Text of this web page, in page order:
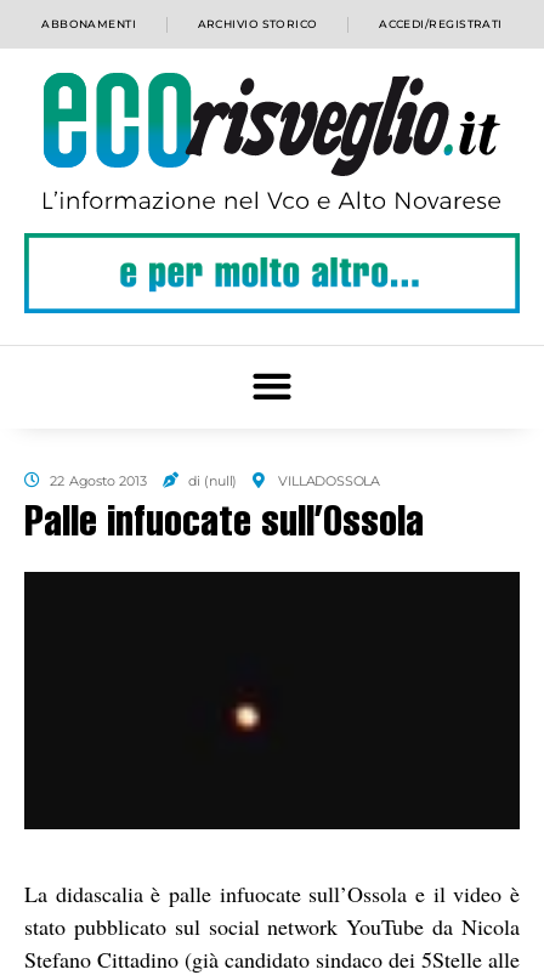
ABBONAMENTI ARCHIVIO STORICO ACCEDI/REGISTRATI
22 Agosto 2013 di (null) VILLADOSSOLA
Palle infuocate sull’Ossola
La didascalia è palle infuocate sull’Ossola e il video è
stato pubblicato sul social network YouTube da Nicola
Stefano Cittadino (già candidato sindaco dei 5Stelle alle